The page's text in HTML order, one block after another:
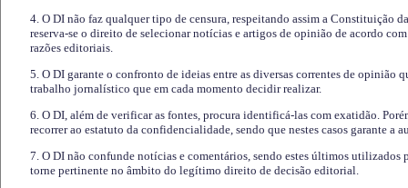
4. O DI não faz qualquer tipo de censura, respeitando assim a Constituição
reserva-se o direito de selecionar notícias e artigos de opinião de acordo
razões editoriais.
5. O DI garante o confronto de ideias entre as diversas correntes de opinião
trabalho jornalístico que em cada momento decidir realizar.
6. O DI, além de verificar as fontes, procura identificá-las com exatidão.
recorrer ao estatuto da confidencialidade, sendo que nestes casos garante a
7. O DI não confunde notícias e comentários, sendo estes últimos utilizados
torne pertinente no âmbito do legítimo direito de decisão editorial.